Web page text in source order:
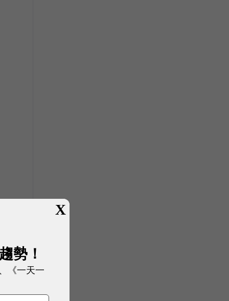
X
勢！
《一天一